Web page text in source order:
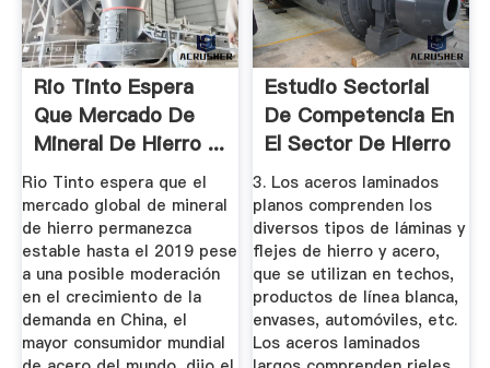
Rio Tinto Espera
Que Mercado De
Mineral De Hierro ...
Rio Tinto espera que el
mercado global de mineral
de hierro permanezca
estable hasta el 2019 pese
a una posible moderación
en el crecimiento de la
demanda en China, el
mayor consumidor mundial
Estudio Sectorial
De Competencia En
El Sector De Hierro
De ...
3. Los aceros laminados
planos comprenden los
diversos tipos de láminas y
flejes de hierro y acero,
que se utilizan en techos,
productos de línea blanca,
envases, automóviles, etc.
Los aceros laminados